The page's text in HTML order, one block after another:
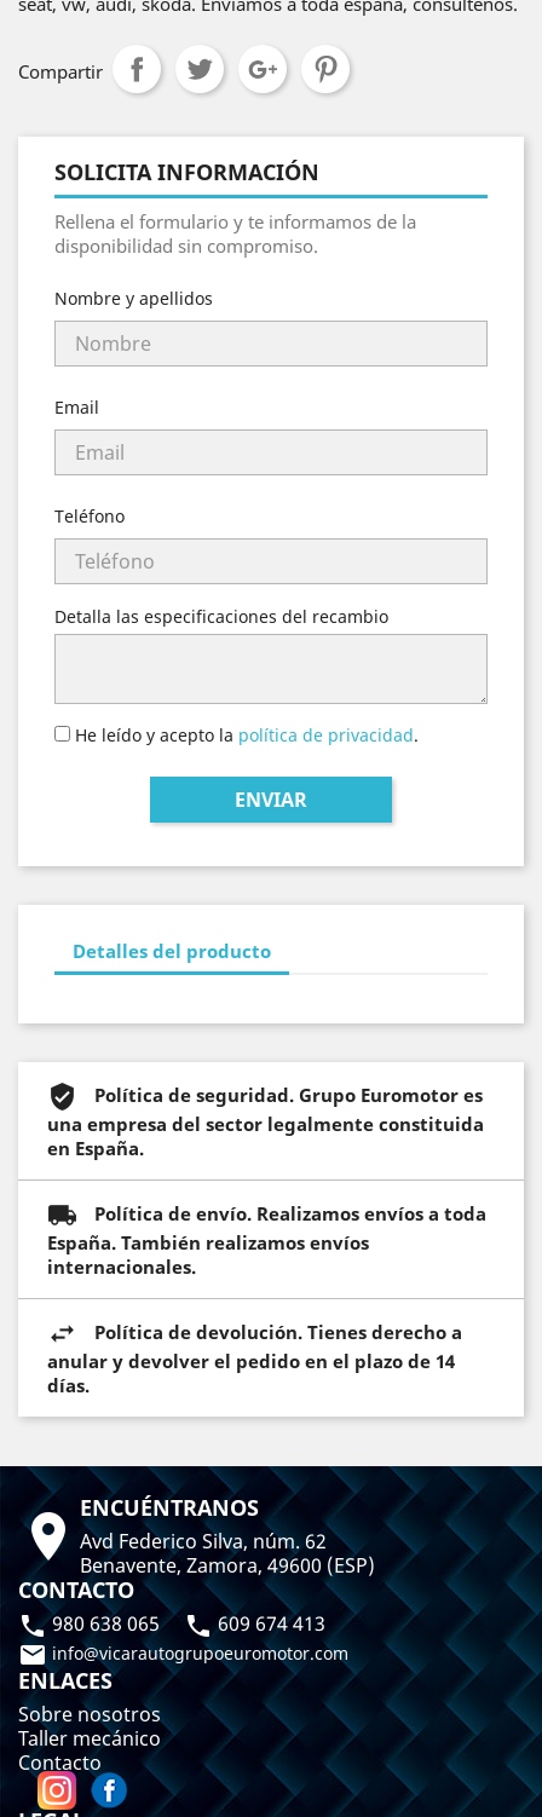
Compartir
SOLICITA INFORMACIÓN
Rellena el formulario y te informamos de la
disponibilidad sin compromiso.
Nombre y apellidos
Email
Teléfono
Detalla las especificaciones del recambio
He leído y acepto la política de privacidad.
Detalles del producto
Política de seguridad. Grupo Euromotor es
una empresa del sector legalmente constituida
en España.
Política de envío. Realizamos envíos a toda
España. También realizamos envíos
internacionales.
Política de devolución. Tienes derecho a
anular y devolver el pedido en el plazo de 14
días.
 ENCUÉNTRANOS
Avd Federico Silva, núm. 62
Benavente, Zamora, 49600 (ESP)
CONTACTO
980 638 065  609 674 413
 info@vicarautogrupoeuromotor.com
ENLACES
Sobre nosotros
Taller mecánico
Contacto